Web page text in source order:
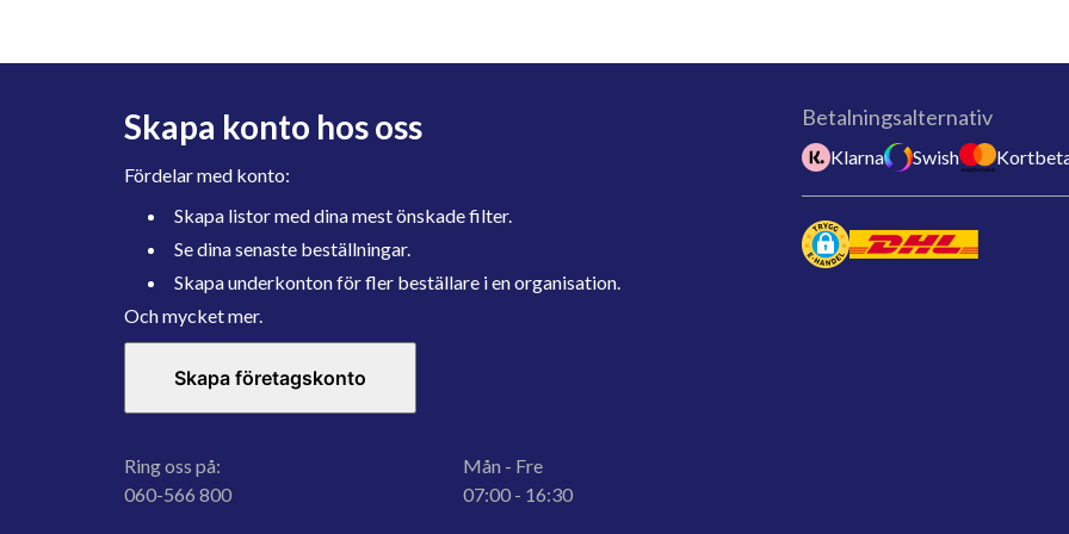
Skapa konto hos oss
Fördelar med konto:
Skapa listor med dina mest önskade filter.
Se dina senaste beställningar.
Skapa underkonton för fler beställare i en organisation.
Och mycket mer.
Skapa företagskonto
Ring oss på:
060-566 800
Mån - Fre
07:00 - 16:30
Betalningsalternativ
Klarna Swish